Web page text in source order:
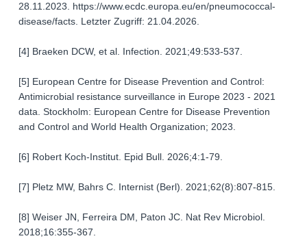
28.11.2023. https://www.ecdc.europa.eu/en/pneumococcal-
disease/facts. Letzter Zugriff: 21.04.2026.
[4] Braeken DCW, et al. Infection. 2021;49:533-537.
[5] European Centre for Disease Prevention and Control:
Antimicrobial resistance surveillance in Europe 2023 - 2021
data. Stockholm: European Centre for Disease Prevention
and Control and World Health Organization; 2023.
[6] Robert Koch-Institut. Epid Bull. 2026;4:1-79.
[7] Pletz MW, Bahrs C. Internist (Berl). 2021;62(8):807-815.
[8] Weiser JN, Ferreira DM, Paton JC. Nat Rev Microbiol.
2018;16:355-367.